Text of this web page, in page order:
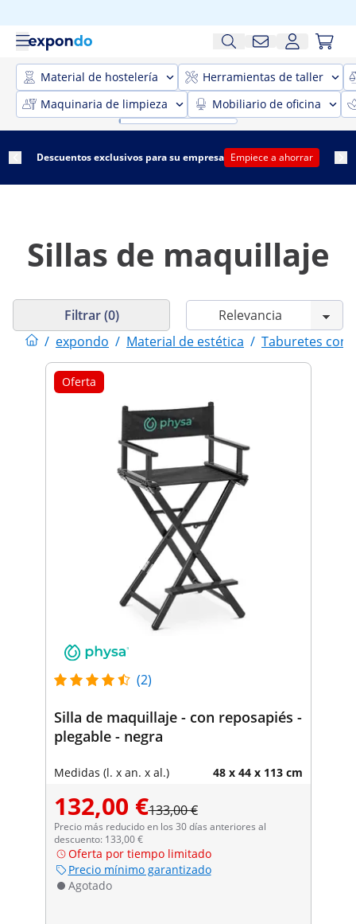
Material de hostelería
Herramientas de taller
Maquinaria de limpieza
Mobiliario de oficina
Descuentos exclusivos para su empresa Empiece a ahorrar
Sillas de maquillaje
/ expondo / Material de estética / Taburetes con
Filtrar (0)
Oferta
(2)
Silla de maquillaje - con reposapiés -
plegable - negra
Medidas (l. x an. x al.) 48 x 44 x 113 cm
132,00 €133,00 €
Precio más reducido en los 30 días anteriores al
descuento: 133,00 €
Oferta por tiempo limitado
Precio mínimo garantizado
Agotado